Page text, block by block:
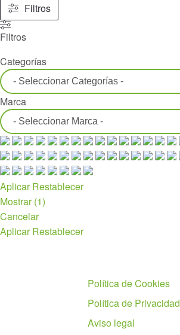
Filtros
Filtros
Categorías
Marca
Aplicar Restablecer
Mostrar(1)
Cancelar
Aplicar Restablecer
Política de Cookies
Política de Privacidad
Aviso legal